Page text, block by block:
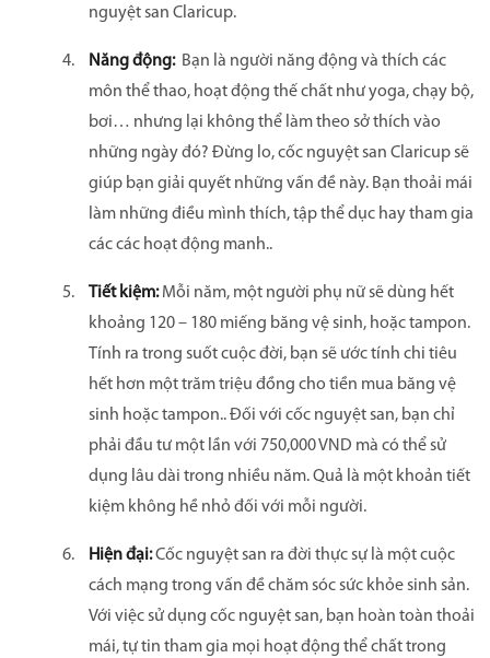
nguyệt san Claricup.
Năng động: Bạn là người năng động và thích các
môn thể thao, hoạt động thế chất như yoga, chạy bộ,
bơi… nhưng lại không thể làm theo sở thích vào
những ngày đó? Đừng lo, cốc nguyệt san Claricup sẽ
giúp bạn giải quyết những vấn đề này. Bạn thoải mái
làm những điều mình thích, tập thể dục hay tham gia
các các hoạt động manh..
Tiết kiệm:Mỗi năm, một người phụ nữ sẽ dùng hết
khoảng 120 – 180 miếng băng vệ sinh, hoặc tampon.
Tính ra trong suốt cuộc đời, bạn sẽ ước tính chi tiêu
hết hơn một trăm triệu đồng cho tiền mua băng vệ
sinh hoặc tampon.. Đối với cốc nguyệt san, bạn chỉ
phải đầu tư một lần với 750,000 VND mà có thể sử
dụng lâu dài trong nhiều năm. Quả là một khoản tiết
kiệm không hề nhỏ đối với mỗi người.
Hiện đại:Cốc nguyệt san ra đời thực sự là một cuộc
cách mạng trong vấn đề chăm sóc sức khỏe sinh sản.
Với việc sử dụng cốc nguyệt san, bạn hoàn toàn thoải
mái, tự tin tham gia mọi hoạt động thể chất trong